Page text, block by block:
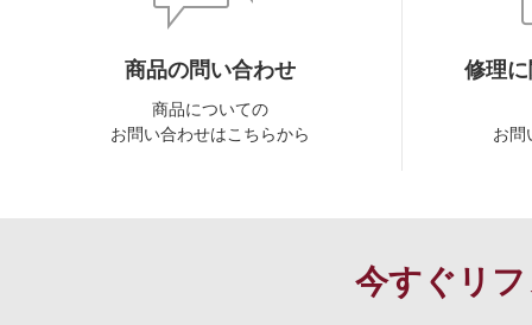
商品の問い合わせ
商品についての
お問い合わせはこちらから
修理
お問
今すぐリ